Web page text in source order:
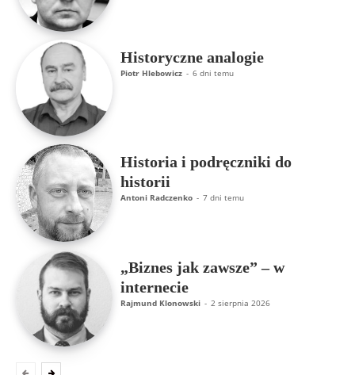
Historyczne analogie
Piotr Hlebowicz - 6 dni temu
Historia i podręczniki do
historii
Antoni Radczenko - 7 dni temu
„Biznes jak zawsze” – w
internecie
Rajmund Klonowski - 2 sierpnia 2026